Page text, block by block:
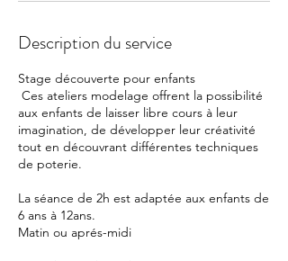
Description du service
Stage découverte pour enfants
Ces ateliers modelage offrent la possibilité
aux enfants de laisser libre cours à leur
imagination, de développer leur créativité
tout en découvrant différentes techniques
de poterie.
La séance de 2h est adaptée aux enfants de
6 ans à 12ans.
Matin ou aprés-midi